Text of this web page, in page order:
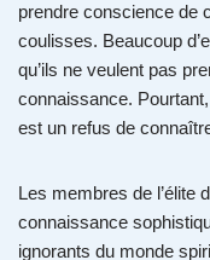
prendre conscience de
coulisses. Beaucoup
qu’ils ne veulent pas
connaissance.
est un refus de
Les membres de l’élite
connaissance
ignorants du monde